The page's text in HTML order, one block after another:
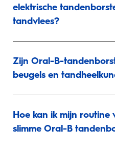
elektrische
tandvlees?
Zijn Oral-B-
beugels en
Hoe kan ik mijn routine
slimme Oral-B